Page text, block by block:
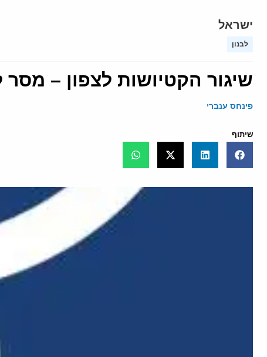
ישראל
לבנון
שיגור הקטיושות לצפון –
פינחס ענברי
שיתוף